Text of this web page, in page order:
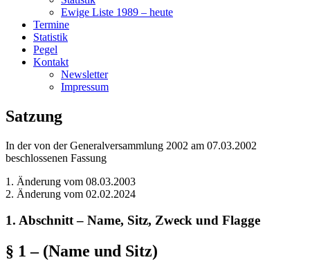
Ewige Liste 1989 – heute
Termine
Statistik
Pegel
Kontakt
Newsletter
Impressum
Satzung
In der von der Generalversammlung 2002 am 07.03.2002
beschlossenen Fassung
1. Änderung vom 08.03.2003
2. Änderung vom 02.02.2024
1. Abschnitt – Name, Sitz, Zweck und Flagge
§ 1 – (Name und Sitz)